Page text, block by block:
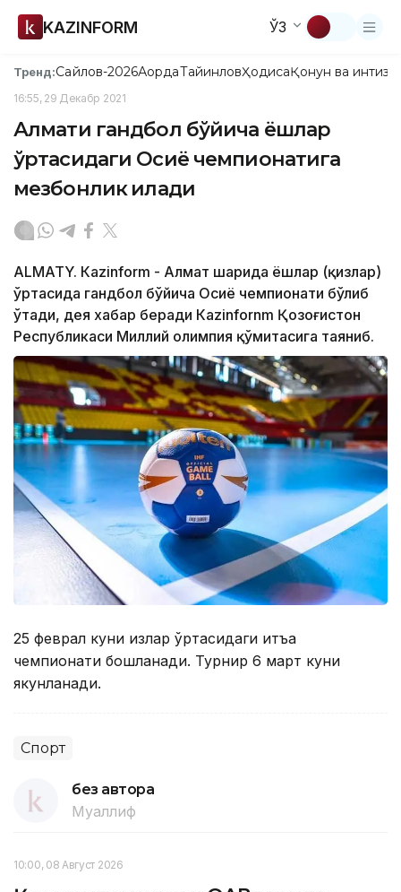
KAZINFORM ЎЗ
Тренд:Сайлов-2026АқордаТайинловҲодисаҚонун ва
16:55, 29 Декабр 2021
Алмати гандбол бўйича ёшлар
ўртасидаги Осиё чемпионатига
мезбонлик қилади
ALMATY. Кazinform - Алмат шаҳрида ёшлар (қизлар)
ўртасида гандбол бўйича Осиё чемпионати бўлиб
ўтади, дея хабар беради Кazinfornm Қозоғистон
Республикаси Миллий олимпия қўмитасига таяниб.
25 феврал куни қизлар ўртасидаги қитъа
чемпионати бошланади. Турнир 6 март куни
якунланади.
Спорт
без автора
Муаллиф
10:00, 08 Август 2026